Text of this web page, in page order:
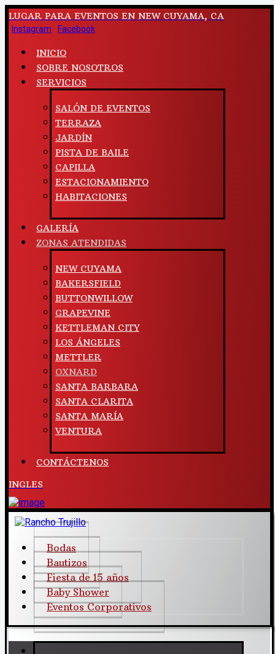
LUGAR PARA EVENTOS EN NEW CUYAMA, CA
Instagram Facebook
INICIO
SOBRE NOSOTROS
SERVICIOS
SALÓN DE EVENTOS
TERRAZA
JARDÍN
PISTA DE BAILE
CAPILLA
ESTACIONAMIENTO
HABITACIONES
GALERÍA
ZONAS ATENDIDAS
NEW CUYAMA
BAKERSFIELD
BUTTONWILLOW
GRAPEVINE
KETTLEMAN CITY
LOS ÁNGELES
METTLER
OXNARD
SANTA BARBARA
SANTA CLARITA
SANTA MARÍA
VENTURA
CONTÁCTENOS
INGLES
Bodas
Bautizos
Fiesta de 15 años
Baby Shower
Eventos Corporativos